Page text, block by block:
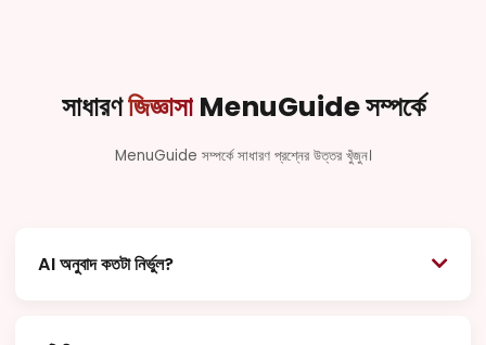
সাধারণজিজ্ঞাসা MenuGuide সম্পর্কে
MenuGuide সম্পর্কে সাধারণ প্রশ্নের উত্তর খুঁজুন।
AI অনুবাদ কতটা নির্ভুল?